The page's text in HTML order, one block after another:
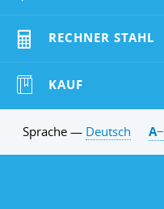
RECHNER STAHL
KAUF
Sprache — Deutsch А−